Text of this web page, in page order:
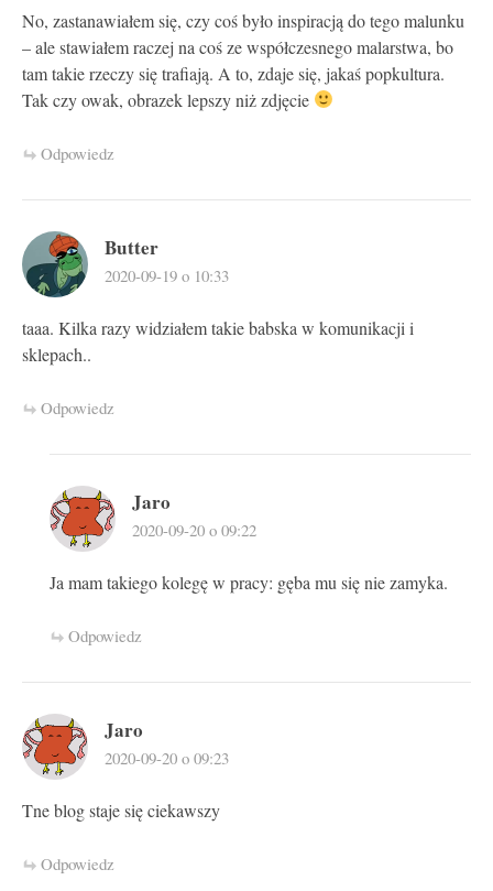
No, zastanawiałem się, czy coś było inspiracją do tego malunku
– ale stawiałem raczej na coś ze współczesnego malarstwa, bo
tam takie rzeczy się trafiają. A to, zdaje się, jakaś popkultura.
Tak czy owak, obrazek lepszy niż zdjęcie
Odpowiedz
Butter
2020-09-19 o 10:33
taaa. Kilka razy widziałem takie babska w komunikacji i
sklepach..
Odpowiedz
Jaro
2020-09-20 o 09:22
Ja mam takiego kolegę w pracy: gęba mu się nie zamyka.
Odpowiedz
Jaro
2020-09-20 o 09:23
Tne blog staje się ciekawszy
Odpowiedz